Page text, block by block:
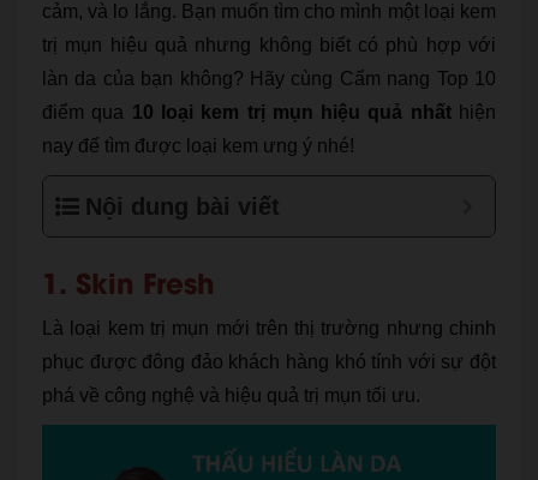
cảm, và lo lắng. Bạn muốn tìm cho mình một loại kem
trị mụn hiệu quả nhưng không biết có phù hợp với
làn da của bạn không? Hãy cùng Cẩm nang Top 10
điểm qua 10 loại kem trị mụn hiệu quả nhất hiện
nay để tìm được loại kem ưng ý nhé!
Nội dung bài viết
1. Skin Fresh
Là loại kem trị mụn mới trên thị trường nhưng chinh
phục được đông đảo khách hàng khó tính với sự đột
phá về công nghệ và hiệu quả trị mụn tối ưu.